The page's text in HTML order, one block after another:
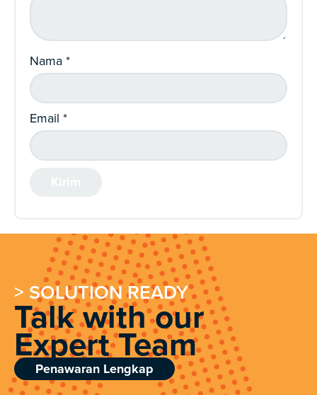
Nama*
Email *
> SOLUTION READY
Talk with our
Expert Team
Penawaran Lengkap